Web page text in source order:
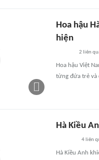
Hoa hậu
hiện
2 liên
Hoa hậu Việt
từng đứa trẻ và
Hà Kiều
4 liên
Hà Kiều Anh